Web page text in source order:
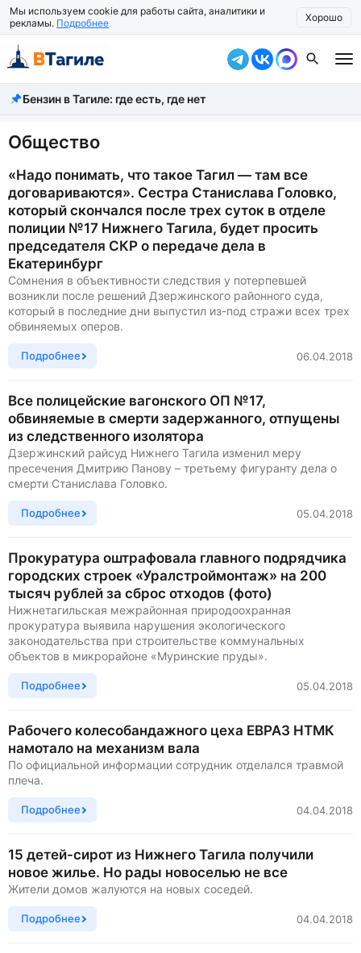
Мы используем cookie для работы сайта, аналитики и
рекламы. Подробнее Хорошо
Все новости
Происшествия
Город
Власть
Жизнь
Экономика
Общество
Рассказать новость
Бензин в Тагиле: где есть, где нет
Общество
«Надо понимать, что такое Тагил — там все
договариваются». Сестра Станислава Головко,
который скончался после трех суток в отделе
полиции №17 Нижнего Тагила, будет просить
председателя СКР о передаче дела в
Екатеринбург
Сомнения в объективности следствия у потерпевшей
возникли после решений Дзержинского районного суда,
который в последние дни выпустил из-под стражи всех трех
обвиняемых оперов.
Подробнее 06.04.2018
Все полицейские вагонского ОП №17,
обвиняемые в смерти задержанного, отпущены
из следственного изолятора
Дзержинский райсуд Нижнего Тагила изменил меру
пресечения Дмитрию Панову – третьему фигуранту дела о
смерти Станислава Головко.
Подробнее 05.04.2018
Прокуратура оштрафовала главного подрядчика
городских строек «Уралстроймонтаж» на 200
тысяч рублей за сброс отходов (фото)
Нижнетагильская межрайонная природоохранная
прокуратура выявила нарушения экологического
законодательства при строительстве коммунальных
объектов в микрорайоне «Муринские пруды».
Подробнее 05.04.2018
Рабочего колесобандажного цеха ЕВРАЗ НТМК
намотало на механизм вала
По официальной информации сотрудник отделался травмой
плеча.
Подробнее 04.04.2018
15 детей-сирот из Нижнего Тагила получили
новое жилье. Но рады новоселью не все
Жители домов жалуются на новых соседей.
Подробнее 04.04.2018